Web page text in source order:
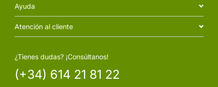
Ayuda
Atención al cliente
¿Tienes dudas? ¡Consúltanos!
(+34) 614 21 81 22